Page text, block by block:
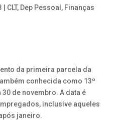
CLT, Dep Pessoal , Finanças
da primeira parcela da
conhecida como 13º
de novembro. A data é
inclusive aqueles
janeiro.